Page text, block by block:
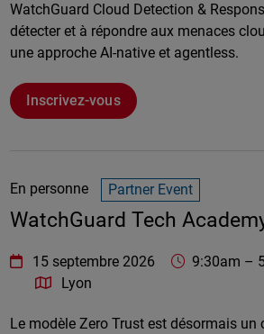
WatchGuard Cloud Detection &
détecter et à répondre aux menaces
une approche AI-native et agentless.
Inscrivez-vous
En personne Partner Event
WatchGuard Tech
WatchGuard Technologies https://
15 septembre 2026 9:30am –
Lyon
Le modèle Zero Trust est désormais un